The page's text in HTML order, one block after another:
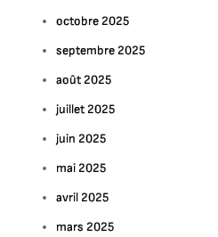
octobre 2025
septembre 2025
août 2025
juillet 2025
juin 2025
mai 2025
avril 2025
mars 2025